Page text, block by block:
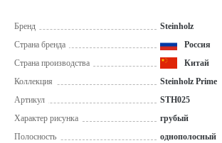
Бренд
Steinholz
Страна бренда
Россия
Страна производства
Китай
Коллекция
Steinholz Prime
Артикул
STH025
Характер рисунка
грубый
Полосность
однополосный